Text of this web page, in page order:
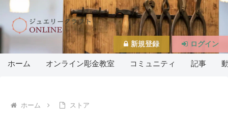
ホーム オンライン彫金教室 コミュニティ 記事
ホーム ストア
新規登録 ログイン